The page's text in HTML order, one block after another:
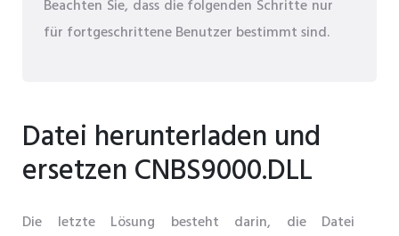
Beachten Sie, dass die folgenden Schritte nur
für fortgeschrittene Benutzer bestimmt sind.
Datei herunterladen und
ersetzen CNBS9000.DLL
Die letzte Lösung besteht darin, die Datei